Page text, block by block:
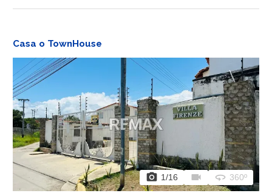
Casa o TownHouse
photo_camera 1/16 videocam 360 360º